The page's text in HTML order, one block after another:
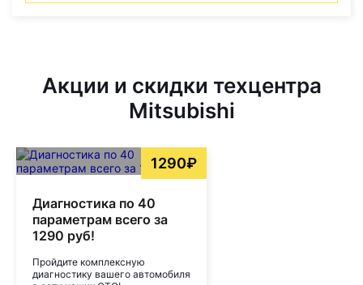
Акции и скидки техцентра
Mitsubishi
1290₽
Диагностика по 40
параметрам всего за
1290 руб!
Пройдите комплексную
диагностику вашего автомобиля